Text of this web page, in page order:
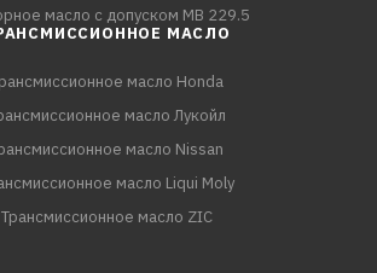
масло с допуском MB 229.5
МАСЛО
масло Honda
масло Лукойл
масло Nissan
масло Liqui Moly
Трансмиссионное масло ZIC